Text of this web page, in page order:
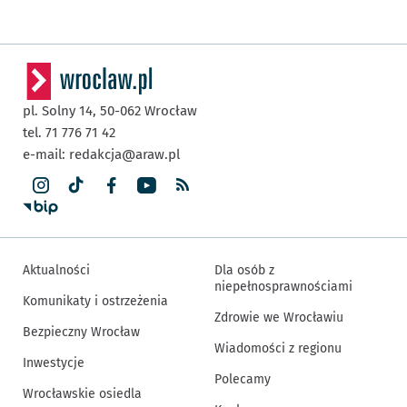
pl. Solny 14, 50-062 Wrocław
tel. 71 776 71 42
e-mail: redakcja@araw.pl
Aktualności
Komunikaty i ostrzeżenia
Bezpieczny Wrocław
Inwestycje
Wrocławskie osiedla
Dla osób z
niepełnosprawnościami
Zdrowie we Wrocławiu
Wiadomości z regionu
Polecamy